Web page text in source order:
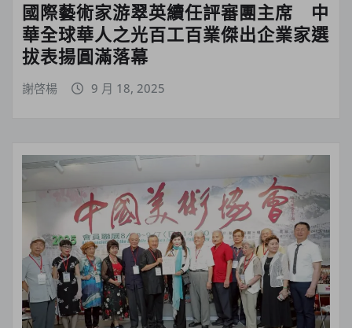
國際藝術家游翠英續任評審團主席 中
華全球華人之光百工百業傑出企業家選
拔表揚圓滿落幕
謝啓楊 9 月 18, 2025